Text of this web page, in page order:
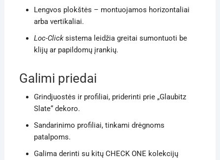
Lengvos plokštės – montuojamos horizontaliai
arba vertikaliai.
Loc-Clicksistema leidžia greitai sumontuoti be
klijų ar papildomų įrankių.
Galimi priedai
Grindjuostės ir profiliai, priderinti prie „Glaubitz
Slate“ dekoro.
Sandarinimo profiliai, tinkami drėgnoms
patalpoms.
Galima derinti su kitų CHECK ONE kolekcijų